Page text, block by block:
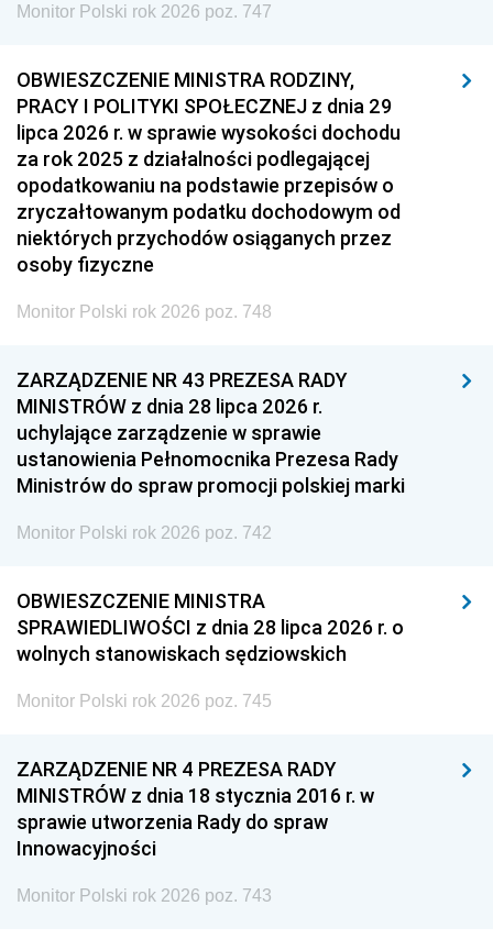
Monitor Polski rok 2026 poz. 747
OBWIESZCZENIE MINISTRA RODZINY,
PRACY I POLITYKI SPOŁECZNEJ z dnia 29
lipca 2026 r. w sprawie wysokości dochodu
za rok 2025 z działalności podlegającej
opodatkowaniu na podstawie przepisów o
zryczałtowanym podatku dochodowym od
niektórych przychodów osiąganych przez
osoby fizyczne
Monitor Polski rok 2026 poz. 748
ZARZĄDZENIE NR 43 PREZESA RADY
MINISTRÓW z dnia 28 lipca 2026 r.
uchylające zarządzenie w sprawie
ustanowienia Pełnomocnika Prezesa Rady
Ministrów do spraw promocji polskiej marki
Monitor Polski rok 2026 poz. 742
OBWIESZCZENIE MINISTRA
SPRAWIEDLIWOŚCI z dnia 28 lipca 2026 r. o
wolnych stanowiskach sędziowskich
Monitor Polski rok 2026 poz. 745
ZARZĄDZENIE NR 4 PREZESA RADY
MINISTRÓW z dnia 18 stycznia 2016 r. w
sprawie utworzenia Rady do spraw
Innowacyjności
Monitor Polski rok 2026 poz. 743